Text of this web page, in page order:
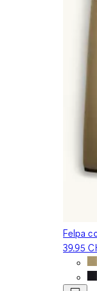
Felpa
39.95